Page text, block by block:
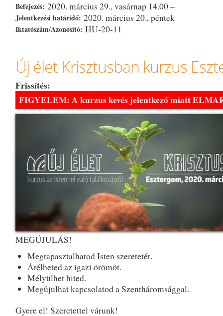
Befejezés: 2020. március 29., vasárnap 14.00 –
Jelentkezési határidő: 2020. március 20., péntek
Iktatószám/Azonosító: HU-20-11
Új élet Krisztusban kurzus
Frissítés:
FIGYELEM: A kurzus kevés jelentkező miatt
MEGÚJULÁS!
Megtapasztalhatod Isten szeretetét.
Átélheted az igazi örömöt.
Mélyülhet hited.
Megújulhat kapcsolatod a Szentháromsággal.
Gyere el! Szeretettel várunk!